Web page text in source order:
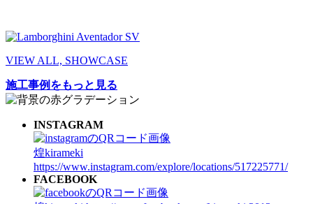
VIEW ALL, SHOWCASE
施工事例をもっと見る
INSTAGRAM
煌kirameki
https://www.instagram.com/explore/locations/517225771/
FACEBOOK